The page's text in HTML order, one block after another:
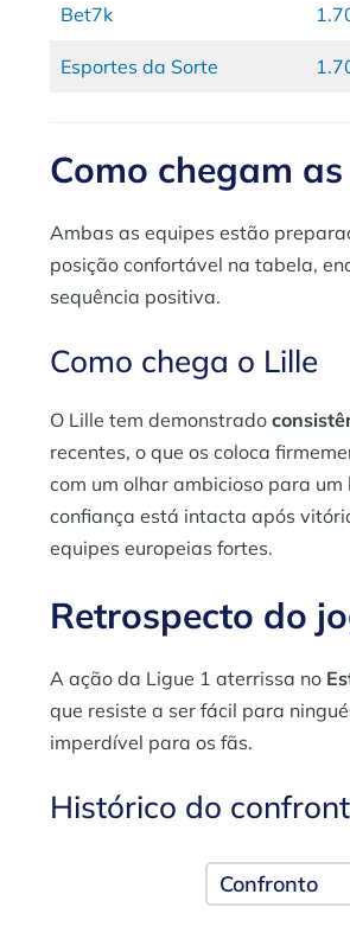
Bet7k
Esportes da Sorte
Como chegam
Ambas as equipes estão
posição confortável na tabela,
sequência positiva.
Como chega o Lille
O Lille tem demonstrado
recentes, o que os coloca
com um olhar ambicioso para
confiança está intacta após
equipes europeias fortes.
Retrospecto do
A ação da Ligue 1 aterrissa no
que resiste a ser fácil para
imperdível para os fãs.
Histórico do
Confronto